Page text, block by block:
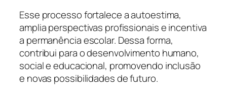
Esse processo fortalece a autoestima,
amplia perspectivas profissionais e incentiva
a permanência escolar. Dessa forma,
contribui para o desenvolvimento humano,
social e educacional, promovendo inclusão
e novas possibilidades de futuro.